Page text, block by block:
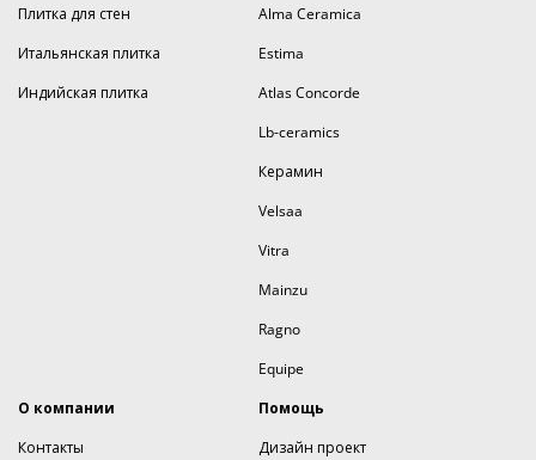
Плитка для стен
Итальянская плитка
Индийская плитка
Alma Ceramica
Estima
Atlas Concorde
Lb-ceramics
Керамин
Velsaa
Vitra
Mainzu
Ragno
Equipe
О компании
Контакты
Помощь
Дизайн проект